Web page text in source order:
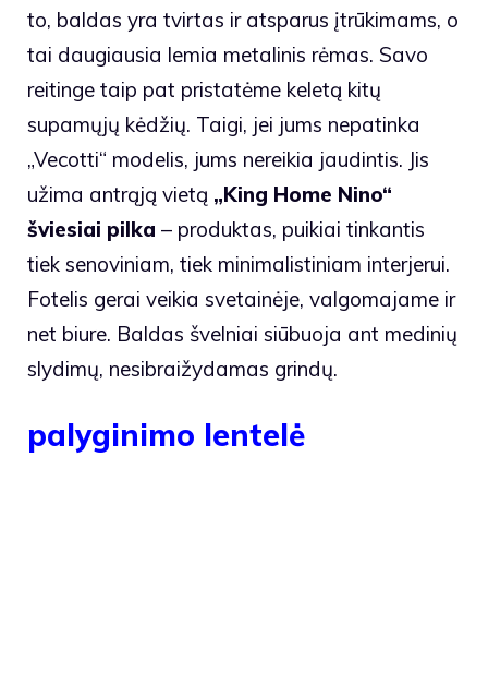
to, baldas yra tvirtas ir atsparus įtrūkimams, o
tai daugiausia lemia metalinis rėmas. Savo
reitinge taip pat pristatėme keletą kitų
supamųjų kėdžių. Taigi, jei jums nepatinka
„Vecotti“ modelis, jums nereikia jaudintis. Jis
užima antrąją vietą „King Home Nino“
šviesiai pilka – produktas, puikiai tinkantis
tiek senoviniam, tiek minimalistiniam interjerui.
Fotelis gerai veikia svetainėje, valgomajame ir
net biure. Baldas švelniai siūbuoja ant medinių
slydimų, nesibraižydamas grindų.
palyginimo lentelė